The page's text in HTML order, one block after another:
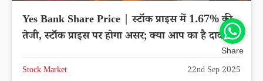
Yes Bank Share Price | स्टॉक प्राइस में 1.67% की
तेजी, स्टॉक प्राइस पर होगा असर; क्या आप का है दाव?
Stock Market 22nd Sep 2025
Share